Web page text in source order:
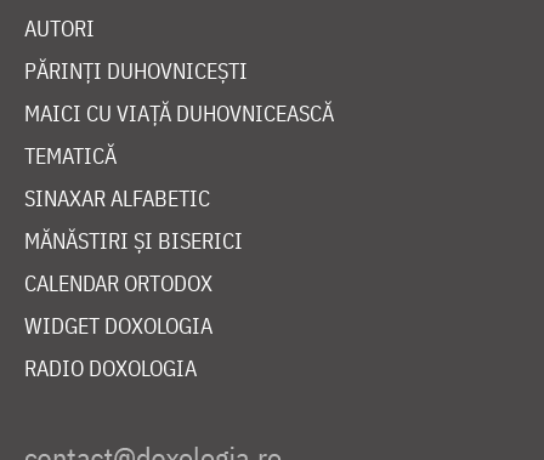
AUTORI
PĂRINȚI DUHOVNICEȘTI
MAICI CU VIAȚĂ DUHOVNICEASCĂ
TEMATICĂ
SINAXAR ALFABETIC
MĂNĂSTIRI ȘI BISERICI
CALENDAR ORTODOX
WIDGET DOXOLOGIA
RADIO DOXOLOGIA